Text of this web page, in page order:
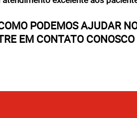
PODEMOS AJUDAR
EM CONTATO